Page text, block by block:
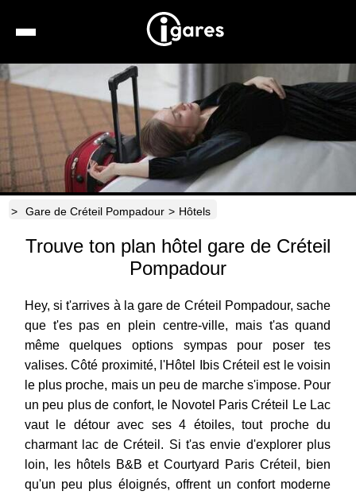
Location de voiture
Hôtels
Taxis
Horaires
> Gare de Créteil Pompadour > Hôtels
Trouve ton plan hôtel gare de Créteil
Pompadour
Hey, si t'arrives à la gare de Créteil Pompadour, sache
que t'es pas en plein centre-ville, mais t'as quand
même quelques options sympas pour poser tes
valises. Côté proximité, l'Hôtel Ibis Créteil est le voisin
le plus proche, mais un peu de marche s'impose. Pour
un peu plus de confort, le Novotel Paris Créteil Le Lac
vaut le détour avec ses 4 étoiles, tout proche du
charmant lac de Créteil. Si t'as envie d'explorer plus
loin, les hôtels B&B et Courtyard Paris Créteil, bien
qu'un peu plus éloignés, offrent un confort moderne